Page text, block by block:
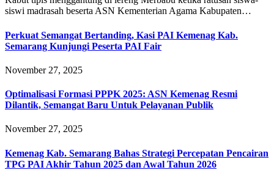
siswi madrasah beserta ASN Kementerian Agama Kabupaten…
Perkuat Semangat Bertanding, Kasi PAI Kemenag Kab.
Semarang Kunjungi Peserta PAI Fair
November 27, 2025
Optimalisasi Formasi PPPK 2025: ASN Kemenag Resmi
Dilantik, Semangat Baru Untuk Pelayanan Publik
November 27, 2025
Kemenag Kab. Semarang Bahas Strategi Percepatan Pencairan
TPG PAI Akhir Tahun 2025 dan Awal Tahun 2026